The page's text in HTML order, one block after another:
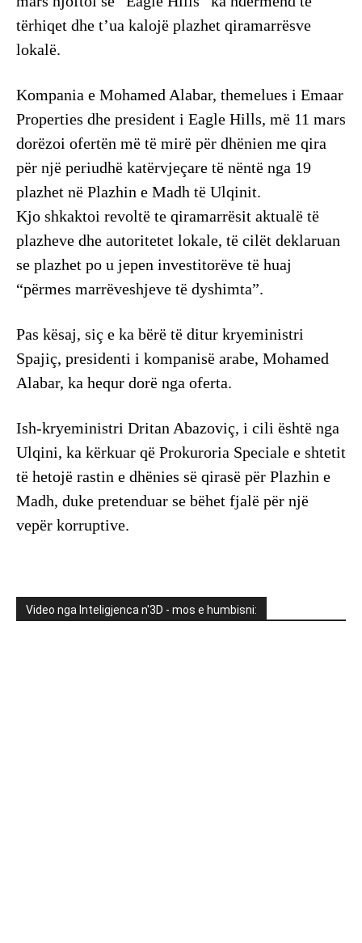
tërhiqet dhe t’ua kalojë plazhet qiramarrësve
lokalë.
Kompania e Mohamed Alabar, themelues i Emaar
Properties dhe president i Eagle Hills, më 11 mars
dorëzoi ofertën më të mirë për dhënien me qira
për një periudhë katërvjeçare të nëntë nga 19
plazhet në Plazhin e Madh të Ulqinit.
Kjo shkaktoi revoltë te qiramarrësit aktualë të
plazheve dhe autoritetet lokale, të cilët deklaruan
se plazhet po u jepen investitorëve të huaj
“përmes marrëveshjeve të dyshimta”.
Pas kësaj, siç e ka bërë të ditur kryeministri
Spajiç, presidenti i kompanisë arabe, Mohamed
Alabar, ka hequr dorë nga oferta.
Ish-kryeministri Dritan Abazoviç, i cili është nga
Ulqini, ka kërkuar që Prokuroria Speciale e shtetit
të hetojë rastin e dhënies së qirasë për Plazhin e
Madh, duke pretenduar se bëhet fjalë për një
vepër korruptive.
Video nga Inteligjenca n'3D - mos e humbisni: